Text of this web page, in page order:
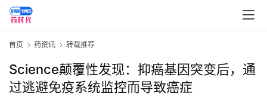
首页 药资讯 转载推荐
Science颠覆性发现：抑癌基因突变后，通
过逃避免疫系统监控而导致癌症